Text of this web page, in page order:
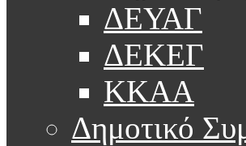
ΔΕΥΑΓ
ΔΕΚΕΓ
ΚΚΑΑ
Δημοτικό